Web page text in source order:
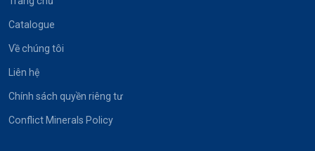
Catalogue
Về chúng tôi
Liên hệ
Chính sách quyền riêng tư
Conflict Minerals Policy